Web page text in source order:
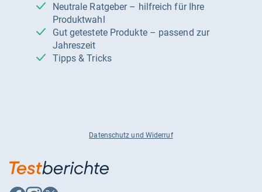
Neutrale Ratgeber – hilfreich für Ihre
Produktwahl
Gut getestete Produkte – passend zur
Jahreszeit
Tipps & Tricks
Datenschutz und Widerruf